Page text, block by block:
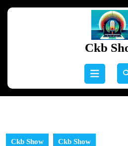
Ckb
Open
Ckb Show Ckb Show